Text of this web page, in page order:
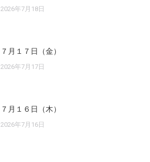
2026年7月18日
７月１７日（金）
2026年7月17日
７月１６日（木）
2026年7月16日